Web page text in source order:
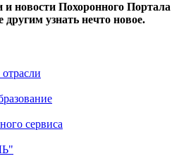
и новости Похоронного Портала
другим узнать нечто новое.
сервиса